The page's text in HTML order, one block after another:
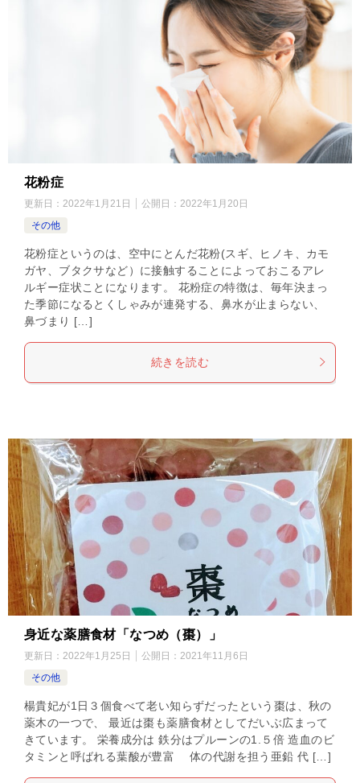
花粉症
更新日： 2022年1月21日 公開日： 2022年1月20日
その他
花粉症というのは、空中にとんだ花粉(スギ、ヒノキ、カモ
ガヤ、ブタクサなど）に接触することによっておこるアレ
ルギー症状ことになります。 花粉症の特徴は、毎年決まっ
た季節になるとくしゃみが連発する、鼻水が止まらない、
鼻づまり […]
続きを読む
身近な薬膳食材「なつめ（棗）」
更新日： 2022年1月25日 公開日： 2021年11月6日
その他
楊貴妃が1日３個食べて老い知らずだったという棗は、秋の
薬木の一つで、 最近は棗も薬膳食材としてだいぶ広まって
きています。 栄養成分は 鉄分はプルーンの1.５倍 造血のビ
タミンと呼ばれる葉酸が豊富 体の代謝を担う亜鉛 代 […]